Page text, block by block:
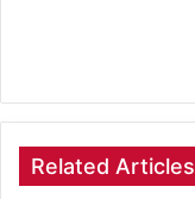
Related Articles